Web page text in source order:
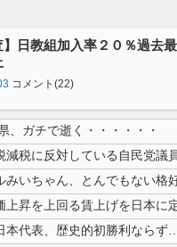
】日教組加入率２０％
コメント(22)
、ガチで逝く・・・・・・